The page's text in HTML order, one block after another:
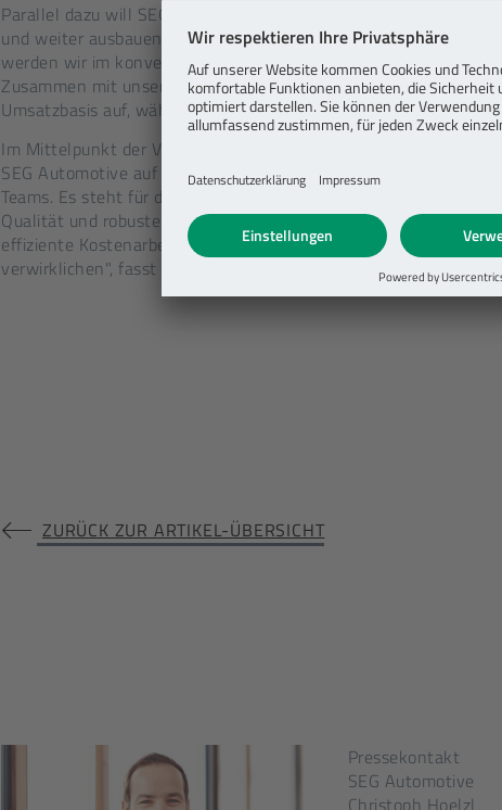
Parallel dazu will SEG Automotive seine Rolle als führender
und weiter ausbauen. "Mit unserer Marktposition, unserem
werden wir im konventionellen Geschäft zusätzliche
Zusammen mit unserem anhaltenden Wachstum im
Umsatzbasis auf, während wir parallel gezielt Chancen bei der
Im Mittelpunkt der Vision stehen allerdings die Menschen bei
SEG Automotive auf höchstem Niveau konkurrenzfähig bleibt,
Teams. Es steht für die Entwicklung von E-Maschinen,
Qualität und robuste Prozesse, für die Bewältigung von
effiziente Kostenarbeit. Unsere Mitarbeiter sind der Motor für
verwirklichen", fasst Ferdinando Sorrentino zusammen.
ZURÜCK ZUR ARTIKEL-ÜBERSICHT
Pressekontakt
SEG Automotive
Christoph Hoelzl